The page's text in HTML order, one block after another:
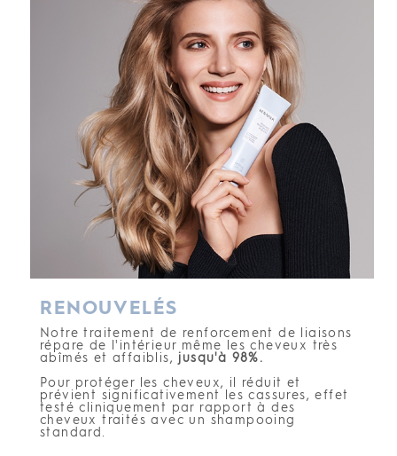
RENOUVELÉS
Notre traitement de renforcement de liaisons
répare de l'intérieur même les cheveux très
abîmés et affaiblis, jusqu'à 98%.
Pour protéger les cheveux, il réduit et
prévient significativement les cassures, effet
testé cliniquement par rapport à des
cheveux traités avec un shampooing
standard.